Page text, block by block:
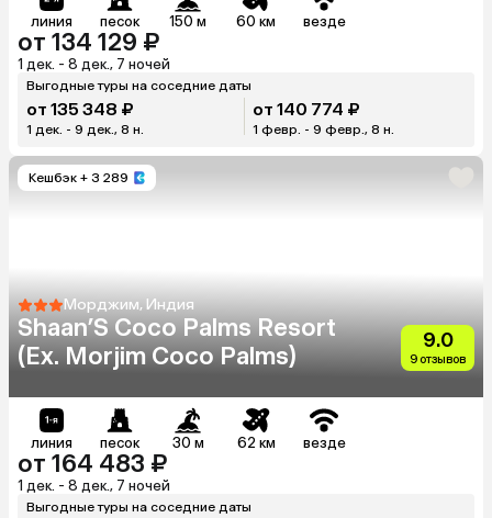
линия песок 150 м 60 км везде
от 134 129 ₽
1 дек. - 8 дек., 7 ночей
Выгодные туры на соседние даты
от 135 348 ₽
1 дек. - 9 дек., 8 н.
от 140 774 ₽
1 февр. - 9 февр., 8 н.
Кешбэк + 3 289
Морджим, Индия
Shaan’S Coco Palms Resort
(Ex. Morjim Coco Palms)
9.0
9 отзывов
линия песок 30 м 62 км везде
от 164 483 ₽
1 дек. - 8 дек., 7 ночей
Выгодные туры на соседние даты